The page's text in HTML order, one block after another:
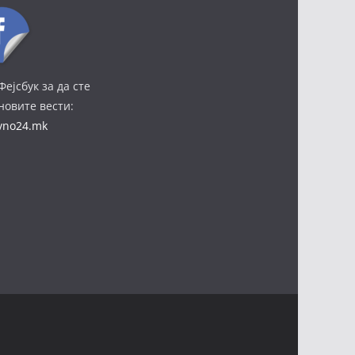
за да сте
вести: